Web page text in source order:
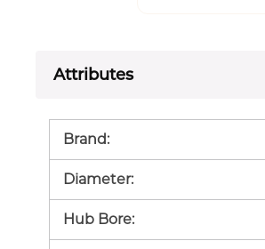
Attributes
Brand:
Diameter:
Hub Bore: